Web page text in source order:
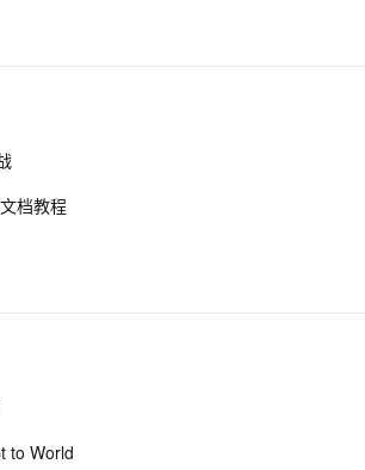
后遗症
SDK实现文件上传下载（上）
作Istio资源二（Java篇）
档教程
to World